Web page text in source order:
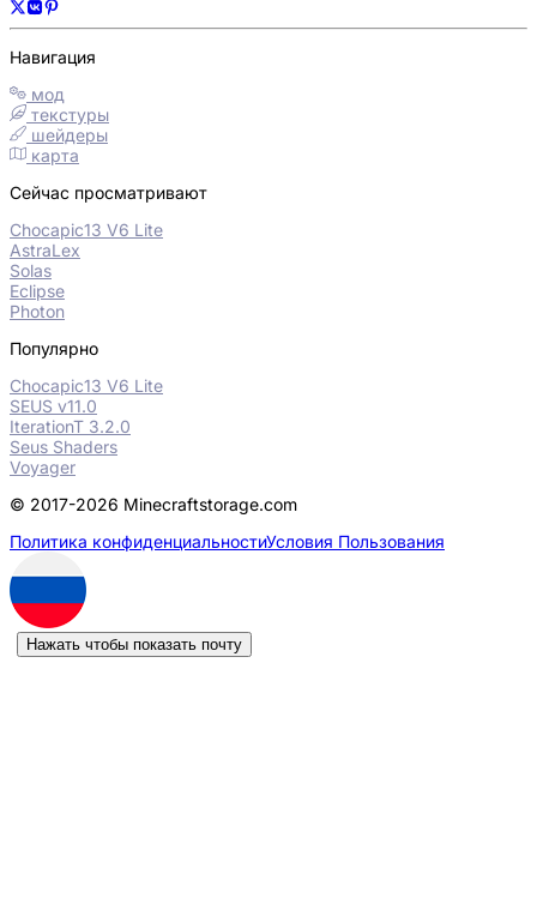
Навигация
мод
текстуры
шейдеры
карта
Сейчас просматривают
Chocapic13 V6 Lite
AstraLex
Solas
Eclipse
Photon
Популярно
Chocapic13 V6 Lite
SEUS v11.0
IterationT 3.2.0
Seus Shaders
Voyager
© 2017-2026 Minecraftstorage.com
Политика конфиденциальностиУсловия Пользования
Нажать чтобы показать почту